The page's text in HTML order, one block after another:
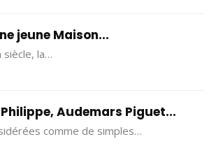
jeune Maison...
siècle, la…
Audemars Piguet...
comme de simples…